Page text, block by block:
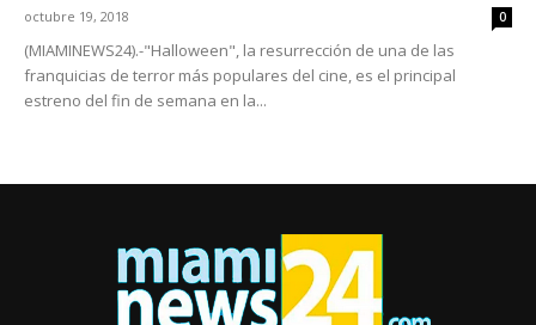
octubre 19, 2018 0
(MIAMINEWS24).-"Halloween", la resurrección de una de las
franquicias de terror más populares del cine, es el principal
estreno del fin de semana en la...